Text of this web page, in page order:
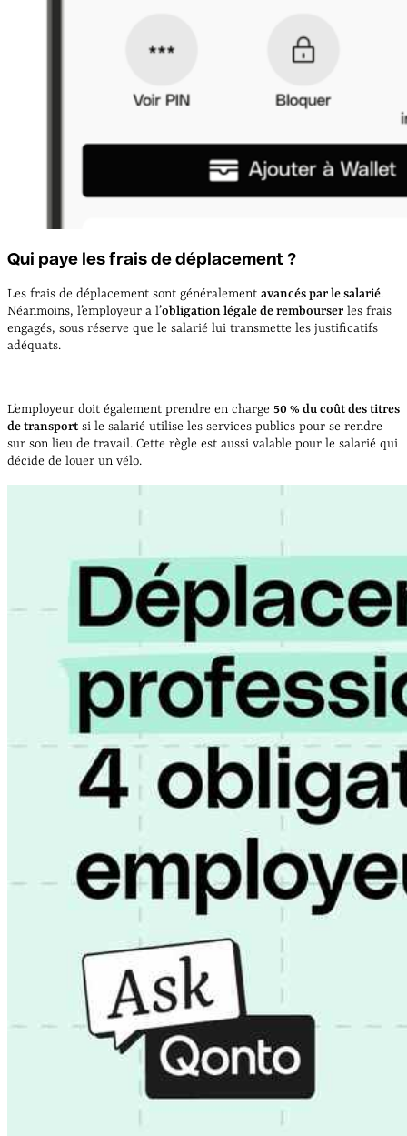
Qui paye les frais de déplacement ?
Les frais de déplacement sont généralement avancés par le salarié.
Néanmoins, l’employeur a l’obligation légale de rembourser les frais
engagés, sous réserve que le salarié lui transmette les justificatifs
adéquats.
L’employeur doit également prendre en charge 50 % du coût des titres
de transport si le salarié utilise les services publics pour se rendre
sur son lieu de travail. Cette règle est aussi valable pour le salarié qui
décide de louer un vélo.